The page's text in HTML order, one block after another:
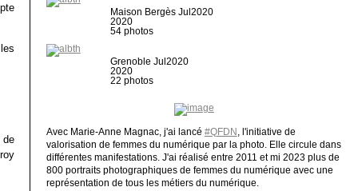
de
Maison Bergès Jul2020
2020
54 photos
Grenoble Jul2020
2020
22 photos
Avec Marie-Anne Magnac, j'ai lancé #QFDN
, l'initiative de
valorisation de femmes du numérique par la photo. Elle circule dans
différentes manifestations. J'ai réalisé entre 2011 et mi 2023 plus de
800 portraits photographiques de femmes du numérique avec une
représentation de tous les métiers du numérique.